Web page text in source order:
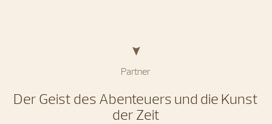
Partner
Der Geist des Abenteuers und die Kunst
der Zeit